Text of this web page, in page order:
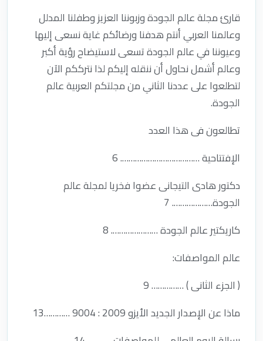
قارئ مجلة عالم الجودة وزبوننا العزيز وطفلنا المدلل
وعالمنا العربي أنتم هدفنا ورضائكم غاية نسعى إليها
وعيوننا في عالم الجودة تسعى لاستيضاح رؤية أكبر
وعالم أشمل نحاول أن ننقله إليكم لذا نترككم الآن
لتطلعوا على عددنا الثاني من مجلتكم العربية عالم
الجودة.
تطالعون فى هذا العدد
الإفتتاحية ………………………………. 6
دكتور هادى التيجانى عضوا فخريا لمجلة عالم
الجودة………………. 7
كاريكتير عالم الجودة …………………. 8
عالم المواصفات:
( الجزء الثانى ) …………… 9
ماذا عن الإصدار الجديد الأيزو 2009 : 9004 …………13